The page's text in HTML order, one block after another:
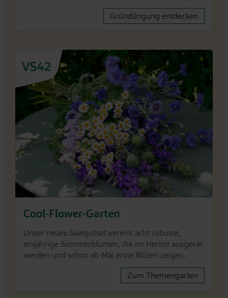
Cool-Flower-Garten
Unser neues Saatgutset vereint acht robuste,
einjährige Sommerblumen, die im Herbst ausgesät
werden und schon ab Mai erste Blüten zeigen.